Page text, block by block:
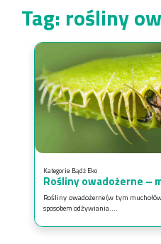
Tag: rośliny
Kategorie: Bądź Eko
Rośliny owadożerne –
Rośliny owadożerne (w tym
sposobem odżywiania....